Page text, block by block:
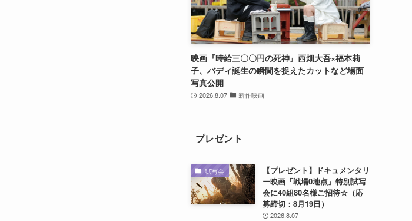
映画『時給三〇〇円の死神』西畑大吾×福本莉
子、バディ誕生の瞬間を捉えたカットなど場面
写真公開
2026.8.07 新作映画
プレゼント
試写会
【プレゼント】ドキュメンタリ
ー映画『戦場0地点』特別試写
会に40組80名様ご招待☆（応
募締切：8月19日）
2026.8.07